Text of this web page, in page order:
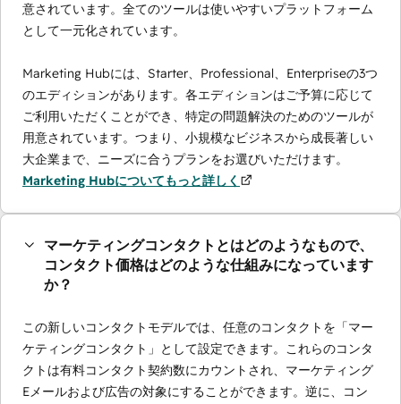
意されています。全てのツールは使いやすいプラットフォーム
として一元化されています。
Marketing Hubには、Starter、Professional、Enterpriseの3つ
のエディションがあります。各エディションはご予算に応じて
ご利用いただくことができ、特定の問題解決のためのツールが
用意されています。つまり、小規模なビジネスから成長著しい
大企業まで、ニーズに合うプランをお選びいただけます。
Marketing Hubについてもっと詳しく
マーケティングコンタクトとはどのようなもので、
コンタクト価格はどのような仕組みになっています
か？
この新しいコンタクトモデルでは、任意のコンタクトを「マー
ケティングコンタクト」として設定できます。これらのコンタ
クトは有料コンタクト契約数にカウントされ、マーケティング
Eメールおよび広告の対象にすることができます。逆に、コン